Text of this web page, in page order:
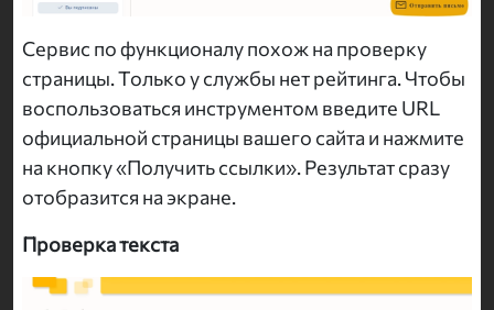
Сервис по функционалу похож на проверку
страницы. Только у службы нет рейтинга. Чтобы
воспользоваться инструментом введите URL
официальной страницы вашего сайта и нажмите
на кнопку «Получить ссылки». Результат сразу
отобразится на экране.
Проверка текста